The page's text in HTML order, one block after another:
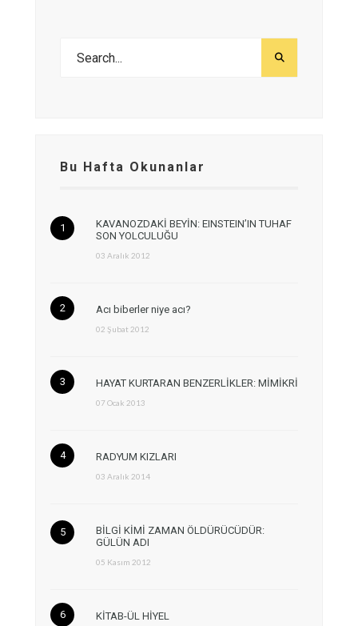
Bu Hafta Okunanlar
KAVANOZDAKİ BEYİN: EINSTEIN’IN TUHAF
SON YOLCULUĞU
03 Aralık 2012
Acı biberler niye acı?
02 Şubat 2012
HAYAT KURTARAN BENZERLİKLER: MİMİKRİ
07 Ocak 2013
RADYUM KIZLARI
03 Aralık 2014
BİLGİ KİMİ ZAMAN ÖLDÜRÜCÜDÜR:
GÜLÜN ADI
05 Kasım 2012
KİTAB-ÜL HİYEL